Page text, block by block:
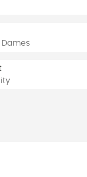
Dames